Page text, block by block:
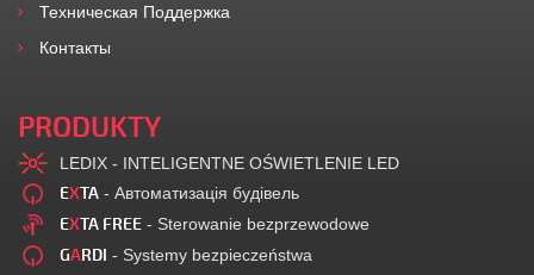
Техническая Поддержка
Контакты
PRODUKTY
LEDIX - INTELIGENTNE OŚWIETLENIE LED
EXTA - Автоматизація будівель
EXTA FREE - Sterowanie bezprzewodowe
GARDI - Systemy bezpieczeństwa